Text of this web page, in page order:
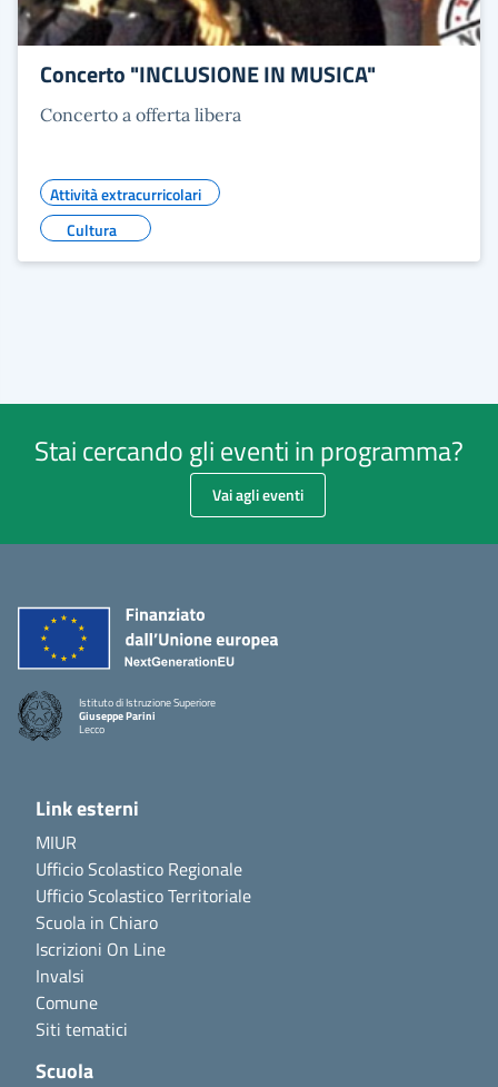
Concerto "INCLUSIONE IN MUSICA"
Concerto a offerta libera
Attività extracurricolari
Cultura
Stai cercando gli eventi in programma?
Vai agli eventi
Istituto di Istruzione Superiore
Giuseppe Parini
Lecco
Link esterni
MIUR
Ufficio Scolastico Regionale
Ufficio Scolastico Territoriale
Scuola in Chiaro
Iscrizioni On Line
Invalsi
Comune
Siti tematici
Scuola